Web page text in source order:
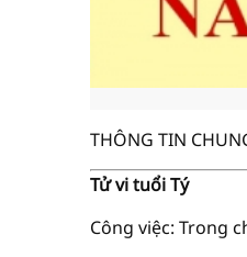
THÔNG TIN
Tử vi tuổi Tý
Công việc: Trong